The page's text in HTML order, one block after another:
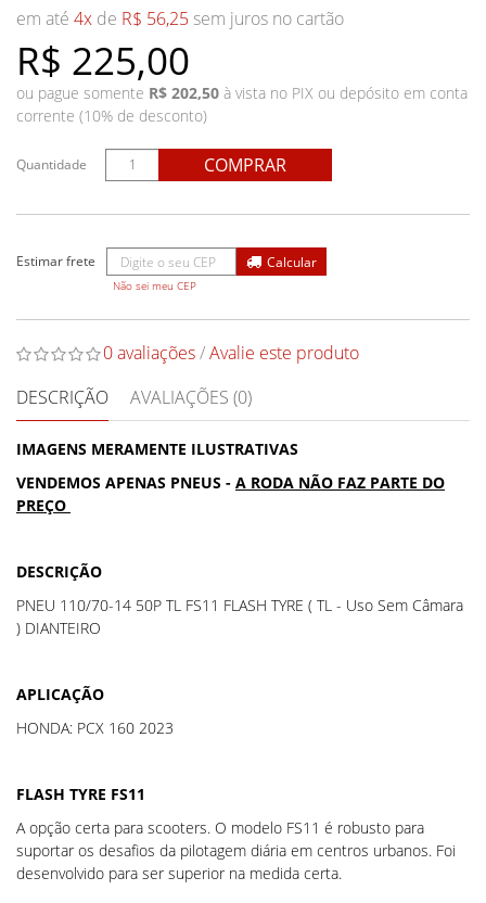
R$ 225,00
em até 4x de R$ 56,25 sem juros no cartão
ou pague somente R$ 202,50 à vista no PIX ou depósito em conta
corrente (10% de desconto)
Quantidade COMPRAR
Não sei meu CEP
0 avaliações/Avalie este produto
DESCRIÇÃO
AVALIAÇÕES (0)
IMAGENS MERAMENTE ILUSTRATIVAS
VENDEMOS APENAS PNEUS - A RODA NÃO FAZ PARTE DO
PREÇO
DESCRIÇÃO
PNEU 110/70-14 50P TL FS11 FLASH TYRE ( TL - Uso Sem Câmara
) DIANTEIRO
APLICAÇÃO
HONDA: PCX 160 2023
FLASH TYRE FS11
A opção certa para scooters. O modelo FS11 é robusto para
suportar os desafios da pilotagem diária em centros urbanos. Foi
desenvolvido para ser superior na medida certa.